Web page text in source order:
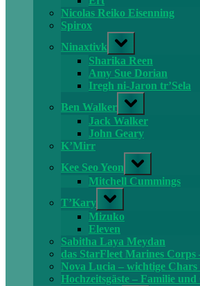
Nicolas Reiko Eisenning
Spirox
Ninaxtivk
Toggle
sub-
menu
Sharika Reen
Amy Sue Dorian
Iregh ni-Jaron tr’Sela
Ben Walker
Toggle
sub-
menu
Jack Walker
John Geary
K’Mirr
Kee Seo Yeon
Toggle
sub-
menu
Mitchell Cummings
T’Kary
Toggle
sub-
menu
Mizuko
Eleven
Sabitha Laya Meydan
das StarFleet Marines Corps
Nova Lucia – wichtige
Hochzeitsgäste – Familie